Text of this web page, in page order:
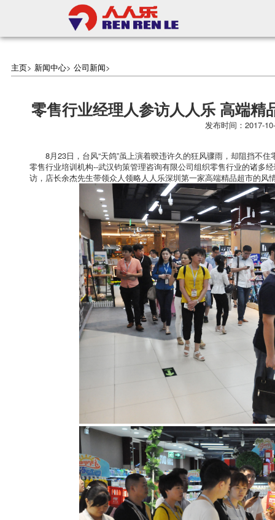
主页> 新闻中心> 公司新闻>
零售行业经理人参访人人乐 高端
发布时间：
8月23日，台风“天鸽”虽上演着暌违许久的狂风骤雨，却阻挡不
零售行业培训机构--武汉钧策管理咨询有限公司组织零售行业的诸多
访，店长余杰先生带领众人领略人人乐深圳第一家高端精品超市的风